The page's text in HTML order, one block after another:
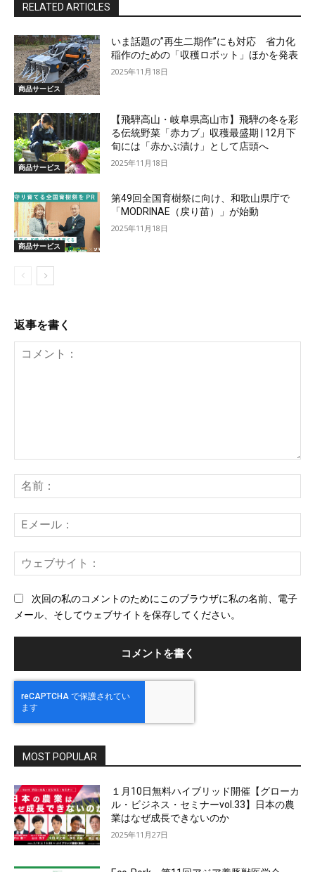
RELATED ARTICLES
商品サービス
いま話題の”再生二期作”にも対応 省力化
稲作のための「収穫ロボット」ほかを発表
2025年11月18日
商品サービス
【飛騨高山・岐阜県高山市】飛騨の冬を彩
る伝統野菜「赤カブ」収穫最盛期 | 12月下
旬には「赤かぶ漬け」として店頭へ
2025年11月18日
商品サービス
第49回全国育樹祭に向け、和歌山県庁で
「MODRINAE（戻り苗）」が始動
2025年11月18日
返事を書く
ン
ト：
前
メ
ー
ェ
次回の私のコメントのためにこのブラウザに私の名前、電子
メール、そしてウェブサイトを保存してください。
MOST POPULAR
１月10日無料ハイブリッド開催【グローカ
ル・ビジネス・セミナーvol.33】日本の農
業はなぜ成長できないのか
2025年11月27日